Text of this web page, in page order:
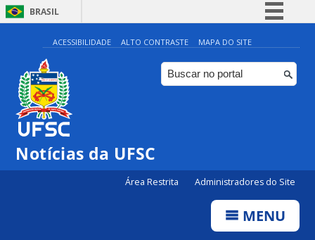
BRASIL
Simplifique!
Comunica BR
Participe
ACESSIBILIDADE ALTO CONTRASTE MAPA DO SITE
Notícias da UFSC
Área Restrita Administradores do Site
MENU